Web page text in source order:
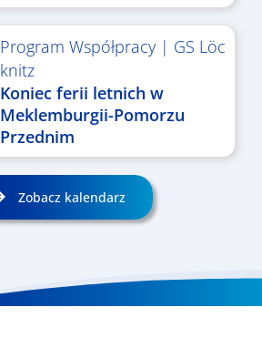
Program Współpracy| GS Löc
knitz
Koniec ferii letnich w
Meklemburgii-Pomorzu
Przednim
Zobacz kalendarz